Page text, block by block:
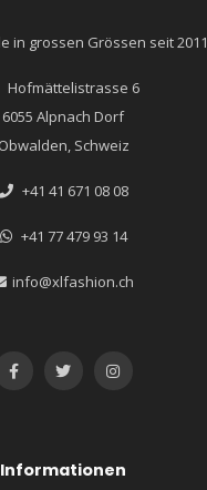
in grossen Grössen seit 2011
Hofmättelistrasse 6
6055 Alpnach Dorf
Obwalden, Schweiz
+41 41 671 08 08
+41 77 479 93 14
info@xlfashion.ch
Informationen